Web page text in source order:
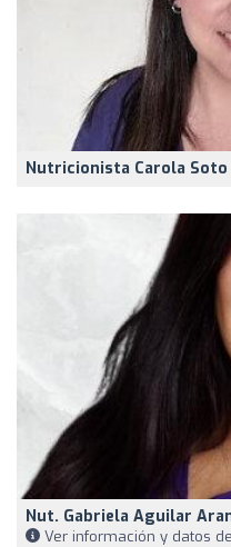
Nutricionista Carola Soto
Nut. Gabriela Aguilar
Ver información y datos